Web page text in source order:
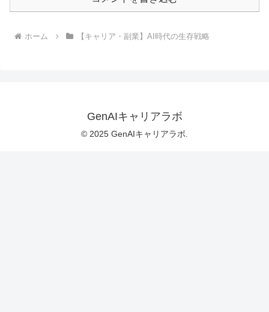
ホーム 【キャリア・副業】AI時代の生存戦略
GenAIキャリアラボ
© 2025 GenAIキャリアラボ.